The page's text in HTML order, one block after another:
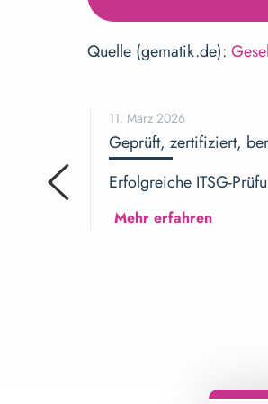
Quelle (gematik.de):
11. März 2026
Geprüft, zertifiziert,
Erfolgreiche ITSG-
Mehr erfahren